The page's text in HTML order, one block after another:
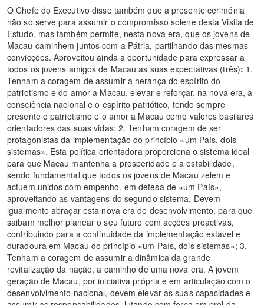
O Chefe do Executivo disse também que a presente cerimónia
não só serve para assumir o compromisso solene desta Visita de
Estudo, mas também permite, nesta nova era, que os jovens de
Macau caminhem juntos com a Pátria, partilhando das mesmas
convicções. Aproveitou ainda a oportunidade para expressar a
todos os jovens amigos de Macau as suas expectativas (três): 1.
Tenham a coragem de assumir a herança do espírito do
patriotismo e do amor a Macau, elevar e reforçar, na nova era, a
consciência nacional e o espírito patriótico, tendo sempre
presente o patriotismo e o amor a Macau como valores basilares
orientadores das suas vidas; 2. Tenham coragem de ser
protagonistas da implementação do princípio «um País, dois
sistemas». Esta política orientadora proporciona o sistema ideal
para que Macau mantenha a prosperidade e a estabilidade,
sendo fundamental que todos os jovens de Macau zelem e
actuem unidos com empenho, em defesa de «um País»,
aproveitando as vantagens do segundo sistema. Devem
igualmente abraçar esta nova era de desenvolvimento, para que
saibam melhor planear o seu futuro com acções proactivas,
contribuindo para a continuidade da implementação estável e
duradoura em Macau do princípio «um País, dois sistemas»; 3.
Tenham a coragem de assumir a dinâmica da grande
revitalização da nação, a caminho de uma nova era. A jovem
geração de Macau, por iniciativa própria e em articulação com o
desenvolvimento nacional, devem elevar as suas capacidades e